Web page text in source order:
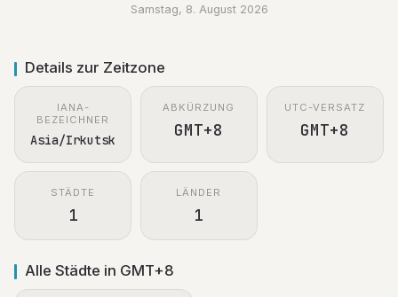
Samstag, 8. August 2026
Details zur Zeitzone
IANA-
BEZEICHNER
Asia/Irkutsk
ABKÜRZUNG
GMT+8
UTC-VERSATZ
GMT+8
STÄDTE
1
LÄNDER
1
Alle Städte in GMT+8